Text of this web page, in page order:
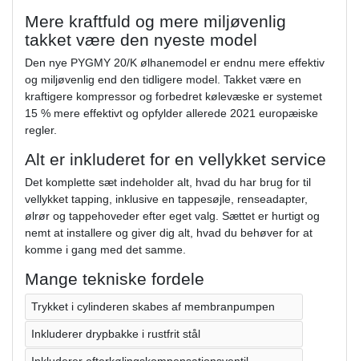
Mere kraftfuld og mere miljøvenlig
takket være den nyeste model
Den nye PYGMY 20/K ølhanemodel er endnu mere effektiv
og miljøvenlig end den tidligere model. Takket være en
kraftigere kompressor og forbedret kølevæske er systemet
15 % mere effektivt og opfylder allerede 2021 europæiske
regler.
Alt er inkluderet for en vellykket service
Det komplette sæt indeholder alt, hvad du har brug for til
vellykket tapping, inklusive en tappesøjle, renseadapter,
ølrør og tappehoveder efter eget valg. Sættet er hurtigt og
nemt at installere og giver dig alt, hvad du behøver for at
komme i gang med det samme.
Mange tekniske fordele
Trykket i cylinderen skabes af membranpumpen
Inkluderer drypbakke i rustfrit stål